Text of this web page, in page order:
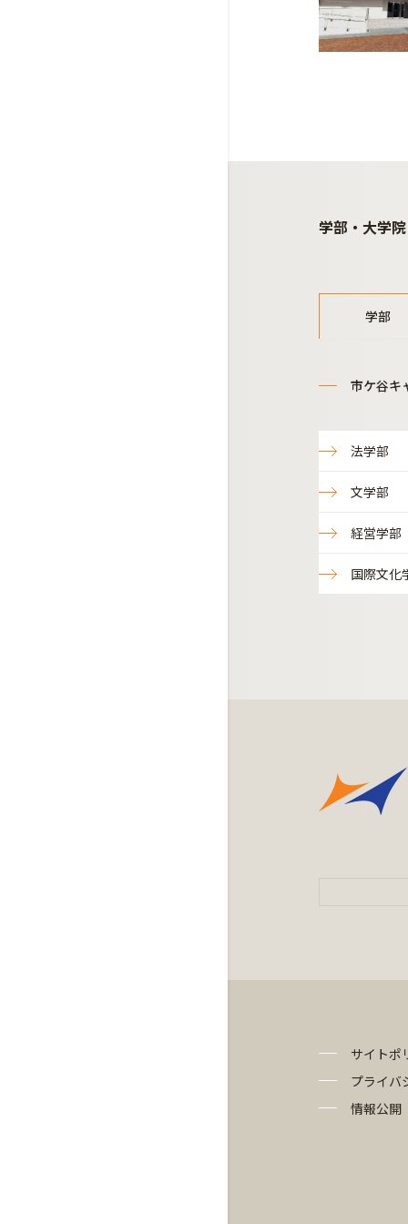
学部・大学
学部
市ケ谷キ
法学部
文学部
経営学部
国際文化
サイトポ
プライバ
情報公開